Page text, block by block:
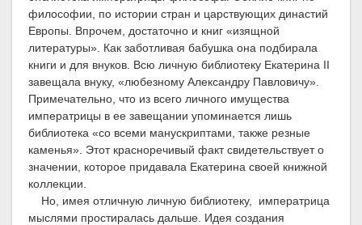
философии, по истории стран и царствующих династий
Европы. Впрочем, достаточно и книг «изящной
литературы». Как заботливая бабушка она подбирала
книги и для внуков. Всю личную библиотеку Екатерина II
завещала внуку, «любезному Александру Павловичу».
Примечательно, что из всего личного имущества
императрицы в ее завещании упоминается лишь
библиотека «со всеми манускриптами, также резные
каменья». Этот красноречивый факт свидетельствует о
значении, которое придавала Екатерина своей книжной
коллекции.
Но, имея отличную личную библиотеку, императрица
мыслями простиралась дальше. Идея создания